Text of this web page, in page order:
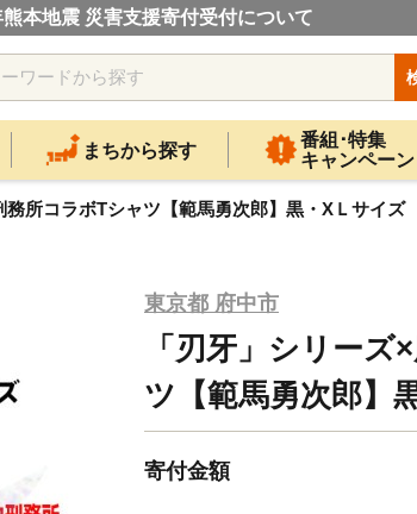
本地震 災害支援寄付受付について
まちから探す
番組･特集
キャンペーン
務所コラボTシャツ【範馬勇次郎】黒・XＬサイズ
東京都 府中市
「刃牙」シリーズ
ツ【範馬勇次郎】
寄付金額